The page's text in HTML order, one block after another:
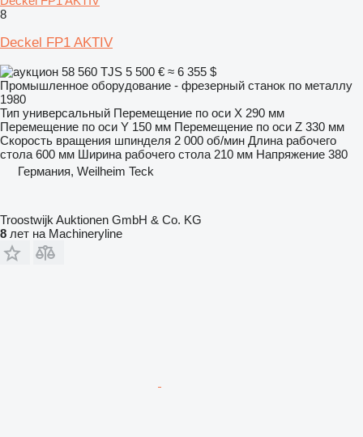
8
Deckel FP1 AKTIV
58 560 TJS 5 500 € ≈ 6 355 $
Промышленное оборудование - фрезерный станок по металлу
1980
Тип универсальный Перемещение по оси X 290 мм
Перемещение по оси Y 150 мм Перемещение по оси Z 330 мм
Скорость вращения шпинделя 2 000 об/мин Длина рабочего
стола 600 мм Ширина рабочего стола 210 мм Напряжение 380
Германия, Weilheim Teck
Troostwijk Auktionen GmbH & Co. KG
8 лет на Machineryline